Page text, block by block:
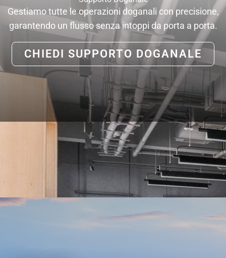
Gestiamo tutte le operazioni doganali con precisione,
garantendo un flusso senza intoppi da porta a porta.
CHIEDI SUPPORTO DOGANALE